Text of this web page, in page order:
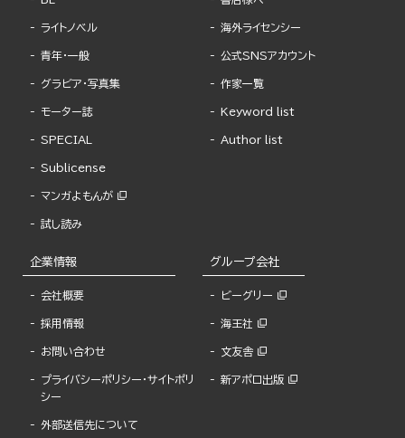
ライトノベル
青年・一般
グラビア・写真集
モーター誌
SPECIAL
Sublicense
マンガよもんが
試し読み
海外ライセンシー
公式SNSアカウント
作家一覧
Keyword list
Author list
企業情報
会社概要
採用情報
お問い合わせ
プライバシーポリシー・サイトポリ
シー
外部送信先について
グループ会社
ビーグリー
海王社
文友舎
新アポロ出版